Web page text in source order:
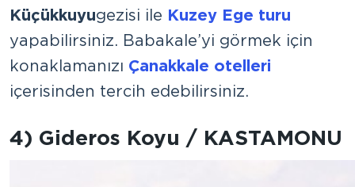
Küçükkuyugezisi ile Kuzey Ege turu
yapabilirsiniz. Babakale’yi görmek için
konaklamanızı Çanakkale otelleri
içerisinden tercih edebilirsiniz.
4) Gideros Koyu / KASTAMONU